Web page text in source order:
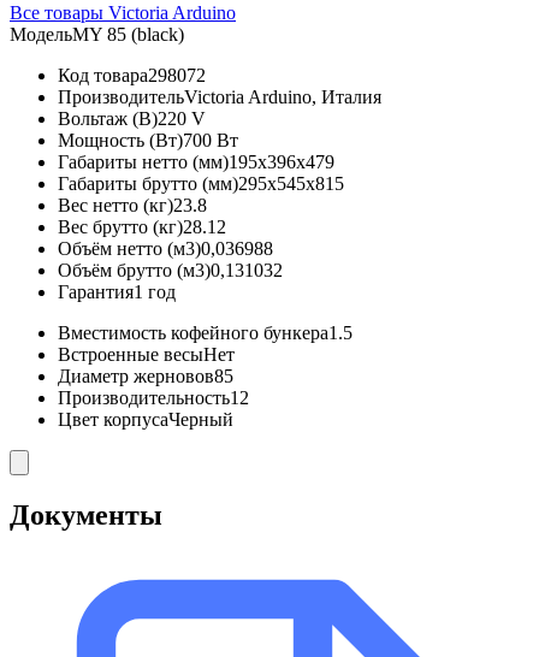
Все товары Victoria Arduino
МодельMY 85 (black)
Код товара298072
ПроизводительVictoria Arduino, Италия
Вольтаж (В)220 V
Мощность (Вт)700 Вт
Габариты нетто (мм)195x396x479
Габариты брутто (мм)295x545x815
Вес нетто (кг)23.8
Вес брутто (кг)28.12
Объём нетто (м3)0,036988
Объём брутто (м3)0,131032
Гарантия1 год
Вместимость кофейного бункера1.5
Встроенные весыНет
Диаметр жерновов85
Производительность12
Цвет корпусаЧерный
Документы